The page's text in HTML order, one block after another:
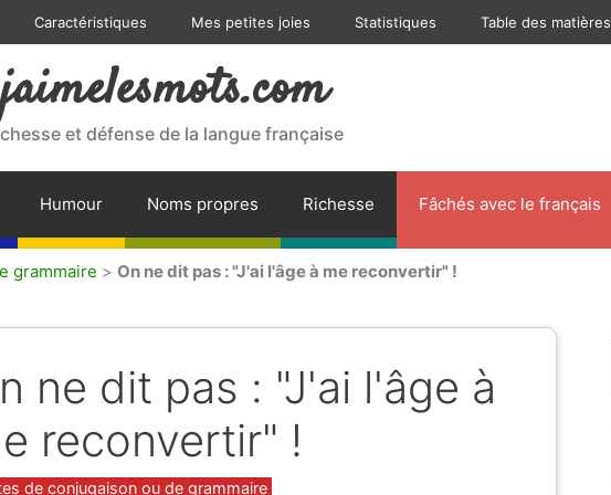
Caractéristiques Mes petites joies Statistiques Table des matières
jaimelesmots.com
et défense de la langue française
Humour Noms propres Richesse Fâchés avec le français
grammaire > On ne dit pas : "J'ai l'âge à me reconvertir" !
ne dit pas : "J'ai l'âge à
reconvertir" !
de conjugaison ou de grammaire